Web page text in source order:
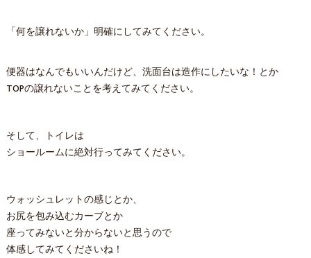
「何を譲れないか」明確にしてみてください。
便器はなんでもいいんだけど、洗面台は造作にしたいな！とか
TOPの譲れないことを考えてみてください。
そして、トイレは
ショールームに絶対行ってみてください。
ウォッシュレットの感じとか、
お尻を包み込むカーブとか
座ってみないと分からないと思うので
体感してみてくださいね！